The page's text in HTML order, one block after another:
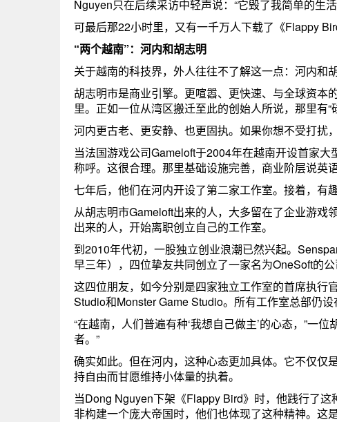
Nguyen只在后续采访中轻声说：“它毁了我简单的生
可最后那22小时里，又有一千万人下载了《Flappy
“两个越南”：河内和胡志明
关于越南的科技界，外人往往不了解这一点：河内和
胡志明市是商业引擎。更喧嚣、更快速、与全球资本
里。正如一位从湾区搬迁至此的创始人所说，那里有“
河内更古老、更安静、也更固执。如果你想不受打扰
当法国游戏公司Gameloft于2004年在越南开设首家
称呼。这很合理。那里基础设施完善，商业阶层说英
七年后，他们在河内开设了第二家工作室。接着，有
从胡志明市Gameloft出来的人，大多留在了企业游
出来的人，开始离职创立自己的工作室。
到2010年代初，一股独立创业浪潮已然兴起。
早三年），四位挚友共同创立了一家名为OneSoft的公
这四位朋友，如今分别是四家独立工作室的首席执行
Studio和Monster Game Studio。所有工作室总部仍
“在越南，人们普遍有种‘我想自己做主’的心态，”一
者。”
确实如此。但在河内，这种心态更加具体。它不仅仅
持自由而甘愿维持小体量的执着。
当Dong Nguyen下架《Flappy Bird》时，他践行了
非构建一个庞大帝国时，他们也体现了这种精神。这